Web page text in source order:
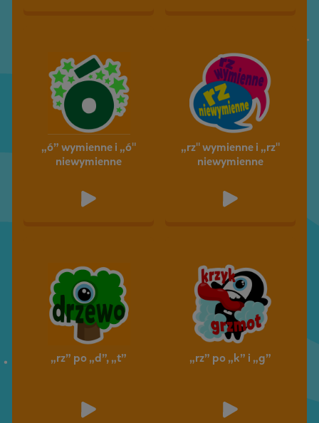
„ó” wymienne i „ó"
niewymienne
„rz" wymienne i „rz"
niewymienne
„rz” po „d”, „t” „rz” po „k” i „g”